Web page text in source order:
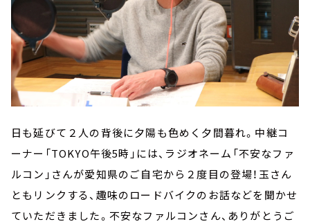
日も延びて２人の背後に夕陽も色めく夕間暮れ。中継コ
ーナー「TOKYO午後5時」には、ラジオネーム「不安なファ
ルコン」さんが愛知県のご自宅から２度目の登場！玉さん
ともリンクする、趣味のロードバイクのお話などを聞かせ
ていただきました。不安なファルコンさん、ありがとうご